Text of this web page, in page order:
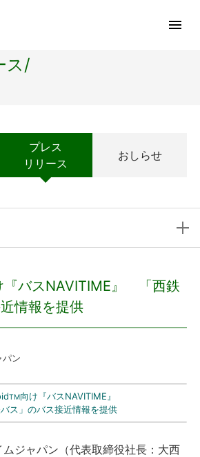
ス
ス
ビス
ス/
プレス
リリース
おしらせ
バスNAVITIME』 「西鉄
情報を提供
パン
TM向け『バスNAVITIME』
バス」のバス接近情報を提供
ジャパン（代表取締役社長：大西